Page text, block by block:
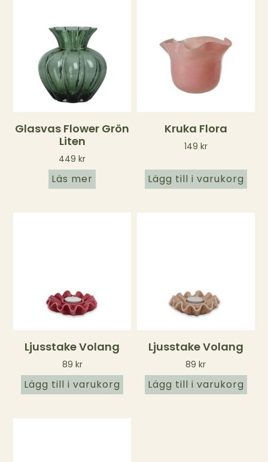
Glasvas Flower Grön
Liten
449kr
Läs mer
Kruka Flora
149 kr
Lägg till i varukorg
Ljusstake Volang
89 kr
Lägg till i varukorg
Ljusstake Volang
89kr
Lägg till i varukorg